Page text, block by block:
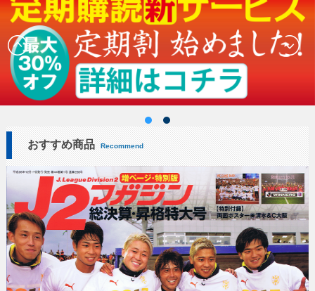
おすすめ商品 Recommend